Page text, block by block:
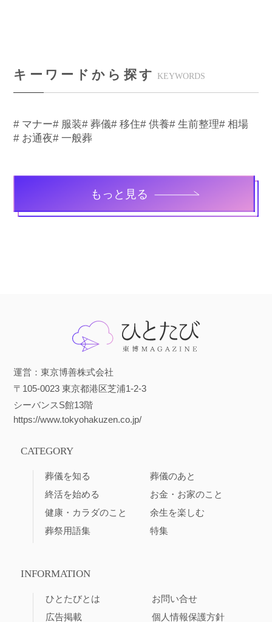
キーワードから探す KEYWORDS
# マナー# 服装# 葬儀# 移住# 供養# 生前整理# 相場
# お通夜# 一般葬
もっと見る
運営：東京博善株式会社
〒105-0023 東京都港区芝浦1-2-3
シーバンスS館13階
https://www.tokyohakuzen.co.jp/
CATEGORY
葬儀を知る
葬儀のあと
終活を始める
お金・お家のこと
健康・カラダのこと
余生を楽しむ
葬祭用語集
特集
INFORMATION
ひとたびとは
お問い合せ
広告掲載
個人情報保護方針